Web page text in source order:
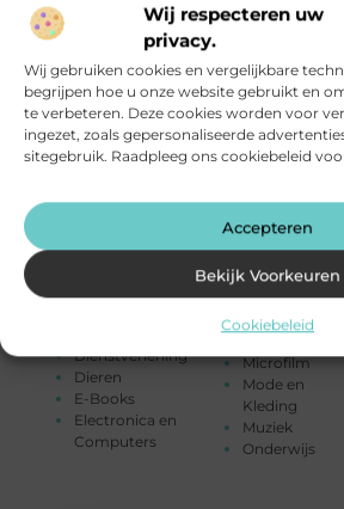
Wij respecteren uw
privacy.
Wij gebruiken cookies en vergelijkbare
begrijpen hoe u onze website gebruikt en
te verbeteren. Deze cookies worden voor
ingezet, zoals gepersonaliseerde
sitegebruik. Raadpleeg ons cookiebeleid
Accepteren
Bekijk Voorkeuren
Cookiebeleid
Attracties
Banen en
opleidingen
Beauty en
verzorging
Bedrijven
Blog
Tijdschriften
Dienstverlening
Dieren
E-Books
Electronica en
Computers
Groothandel
tijd
Horeca
Huishoudelijk
Humor
Industrie
Kinderen
Kunst en
Management
Marketing
Media
Microfilm
Mode en
Kleding
Muziek
Onderwijs